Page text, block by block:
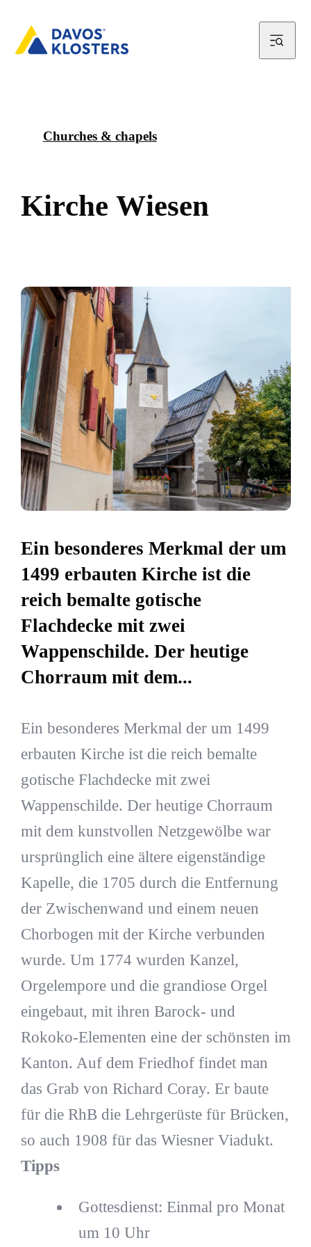
Churches & chapels
Kirche Wiesen
Ein besonderes Merkmal der um
1499 erbauten Kirche ist die
reich bemalte gotische
Flachdecke mit zwei
Wappenschilde. Der heutige
Chorraum mit dem...
Ein besonderes Merkmal der um 1499
erbauten Kirche ist die reich bemalte
gotische Flachdecke mit zwei
Wappenschilde. Der heutige Chorraum
mit dem kunstvollen Netzgewölbe war
ursprünglich eine ältere eigenständige
Kapelle, die 1705 durch die Entfernung
der Zwischenwand und einem neuen
Chorbogen mit der Kirche verbunden
wurde. Um 1774 wurden Kanzel,
Orgelempore und die grandiose Orgel
eingebaut, mit ihren Barock- und
Rokoko-Elementen eine der schönsten im
Kanton. Auf dem Friedhof findet man
das Grab von Richard Coray. Er baute
für die RhB die Lehrgerüste für Brücken,
so auch 1908 für das Wiesner Viadukt.
Tipps
Gottesdienst: Einmal pro Monat
um 10 Uhr